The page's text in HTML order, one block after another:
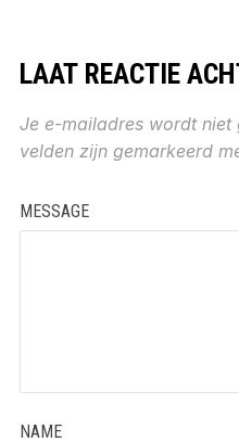
LAAT REACTIE
Je e-mailadres wordt niet
velden zijn gemarkeerd
MESSAGE
NAME